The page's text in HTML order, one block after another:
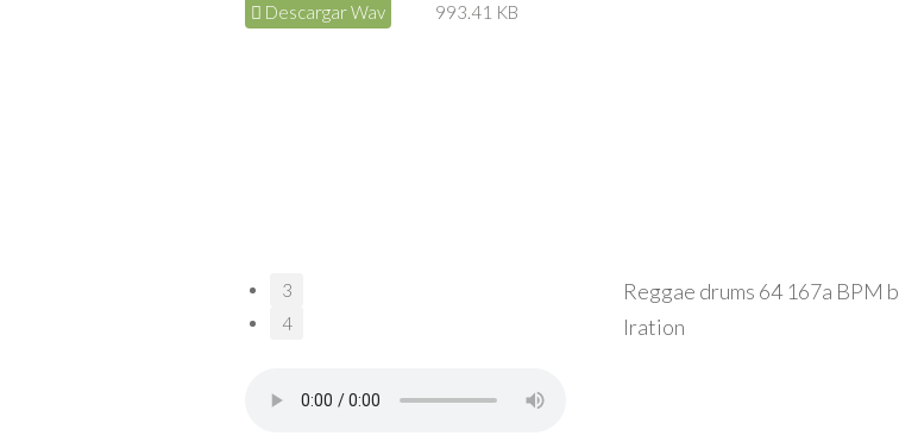
Descargar Wav 993.41 KB
Reggae drums 64 167a BPM
Iration
3
4